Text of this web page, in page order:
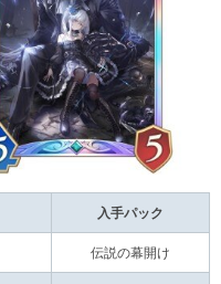
入手パック
伝説の幕開け